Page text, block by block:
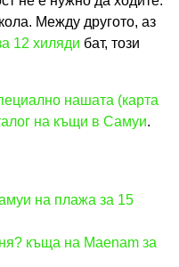
Между другото, аз
12 хиляди бат, този
нашата (карта
на къщи в Самуи.
на плажа за 15
къща на Maenam за